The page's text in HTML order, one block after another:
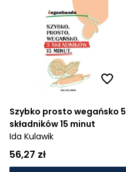
Szybko prosto wegańsko 5
składników 15 minut
Ida Kulawik
56,27 zł